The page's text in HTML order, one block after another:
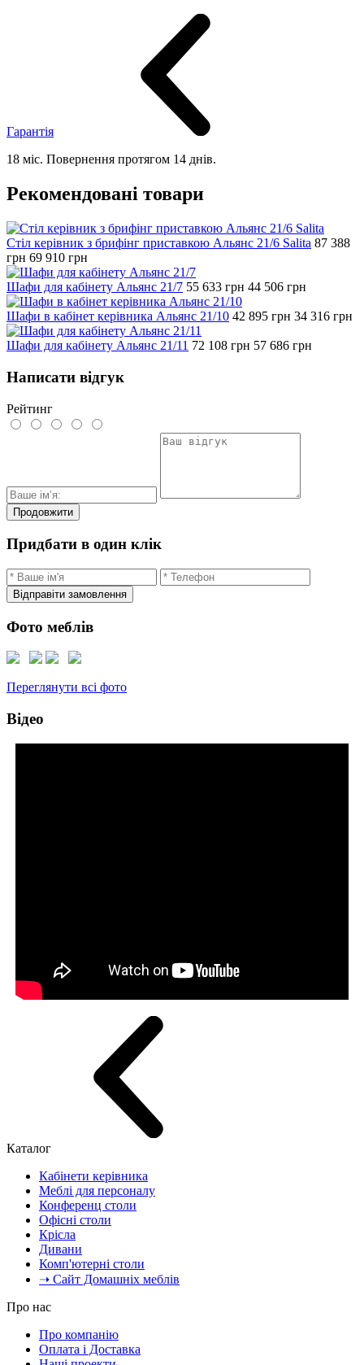
Гарантія
18 міс. Повернення протягом 14 днів.
Рекомендовані товари
Стіл керівник з брифінг приставкою Альянс 21/6 Salita 87 388
грн 69 910 грн
Шафи для кабінету Альянс 21/7 55 633 грн 44 506 грн
Шафи в кабінет керівника Альянс 21/10 42 895 грн 34 316 грн
Шафи для кабінету Альянс 21/11 72 108 грн 57 686 грн
Написати відгук
Рейтинг
Продовжити
Придбати в один клік
Відправіти замовлення
Фото меблів
Переглянути всі фото
Відео
Каталог
Кабінети керівника
Меблі для персоналу
Конференц столи
Офісні столи
Крісла
Дивани
Комп'ютерні столи
➝ Сайт Домашніх меблів
Про нас
Про компанію
Оплата і Доставка